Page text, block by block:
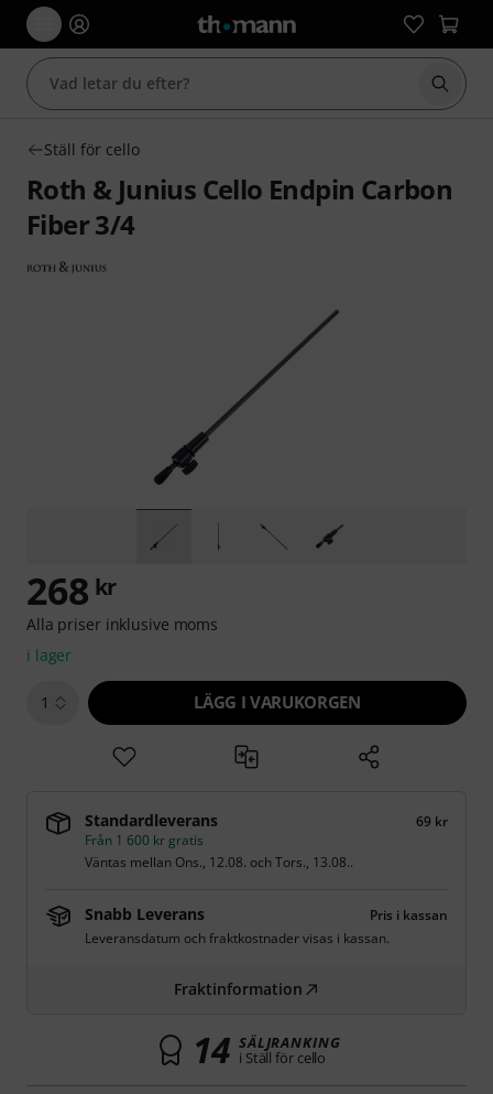
Börja
Ställ för cello
Roth & Junius Cello Endpin Carbon
Fiber 3/4
268 kr
Alla priser inklusive moms
i lager
1 LÄGG I VARUKORGEN
Standardleverans
69 kr
Från 1 600 kr gratis
Väntas mellan Ons., 12.08. ochTors., 13.08..
Snabb Leverans
Pris i kassan
Leveransdatum och fraktkostnader visas i kassan.
Fraktinformation
14 SÄLJRANKING
i Ställ för cello